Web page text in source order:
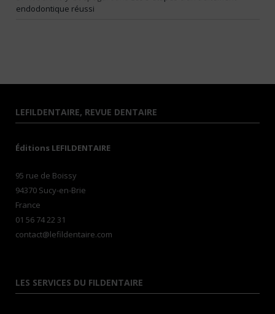
endodontique réussi
LEFILDENTAIRE, REVUE DENTAIRE
Éditions LEFILDENTAIRE
95 rue de Boissy
94370 Sucy-en-Brie
France
01 56 74 22 31
contact@lefildentaire.com
LES SERVICES DU FILDENTAIRE